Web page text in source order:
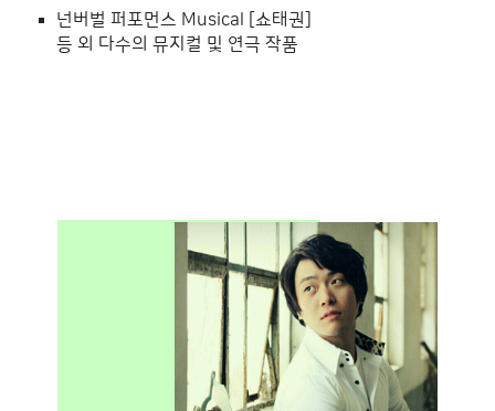
넌버벌 퍼포먼스 Musical [쇼태권]
등 외 다수의 뮤지컬 및 연극 작품